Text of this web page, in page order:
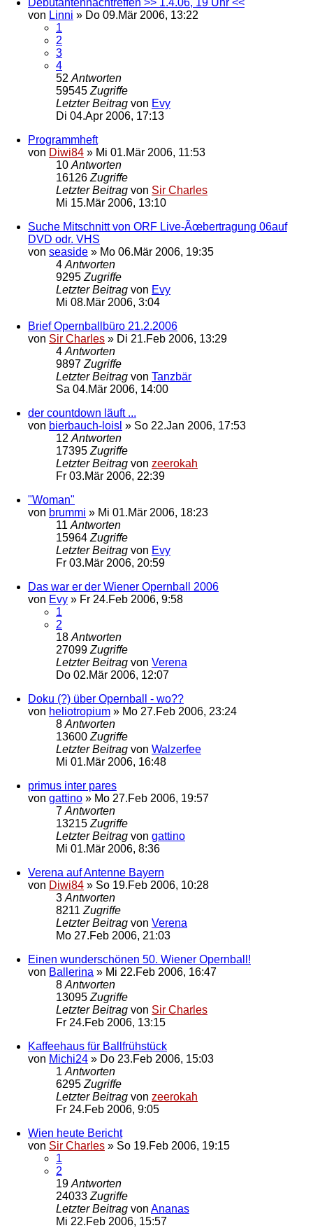
von Linni » Do 09.Mär 2006, 13:22
1
2
3
4
52 Antworten
59545 Zugriffe
Letzter Beitrag von Evy
Di 04.Apr 2006, 17:13
Programmheft
von Diwi84 » Mi 01.Mär 2006, 11:53
10 Antworten
16126 Zugriffe
Letzter Beitrag von Sir Charles
Mi 15.Mär 2006, 13:10
Suche Mitschnitt von ORF Live-Ãœbertragung 06auf
DVD odr. VHS
von seaside » Mo 06.Mär 2006, 19:35
4 Antworten
9295 Zugriffe
Letzter Beitrag von Evy
Mi 08.Mär 2006, 3:04
Brief Opernballbüro 21.2.2006
von Sir Charles » Di 21.Feb 2006, 13:29
4 Antworten
9897 Zugriffe
Letzter Beitrag von Tanzbär
Sa 04.Mär 2006, 14:00
der countdown läuft ...
von bierbauch-loisl » So 22.Jan 2006, 17:53
12 Antworten
17395 Zugriffe
Letzter Beitrag von zeerokah
Fr 03.Mär 2006, 22:39
"Woman"
von brummi » Mi 01.Mär 2006, 18:23
11 Antworten
15964 Zugriffe
Letzter Beitrag von Evy
Fr 03.Mär 2006, 20:59
Das war er der Wiener Opernball 2006
von Evy » Fr 24.Feb 2006, 9:58
1
2
18 Antworten
27099 Zugriffe
Letzter Beitrag von Verena
Do 02.Mär 2006, 12:07
Doku (?) über Opernball - wo??
von heliotropium » Mo 27.Feb 2006, 23:24
8 Antworten
13600 Zugriffe
Letzter Beitrag von Walzerfee
Mi 01.Mär 2006, 16:48
primus inter pares
von gattino » Mo 27.Feb 2006, 19:57
7 Antworten
13215 Zugriffe
Letzter Beitrag von gattino
Mi 01.Mär 2006, 8:36
Verena auf Antenne Bayern
von Diwi84 » So 19.Feb 2006, 10:28
3 Antworten
8211 Zugriffe
Letzter Beitrag von Verena
Mo 27.Feb 2006, 21:03
Einen wunderschönen 50. Wiener Opernball!
von Ballerina » Mi 22.Feb 2006, 16:47
8 Antworten
13095 Zugriffe
Letzter Beitrag von Sir Charles
Fr 24.Feb 2006, 13:15
Kaffeehaus für Ballfrühstück
von Michi24 » Do 23.Feb 2006, 15:03
1 Antworten
6295 Zugriffe
Letzter Beitrag von zeerokah
Fr 24.Feb 2006, 9:05
Wien heute Bericht
von Sir Charles » So 19.Feb 2006, 19:15
1
2
19 Antworten
24033 Zugriffe
Letzter Beitrag von Ananas
Mi 22.Feb 2006, 15:57